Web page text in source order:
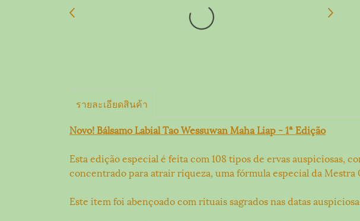
รายละเอียดสินค้า
Novo! Bálsamo Labial Tao Wessuwan Maha Liap - 1ª Edição
Esta edição especial é feita com 108 tipos de ervas
concentrado para atrair riqueza, uma fórmula especial da Mestra
Este item foi abençoado com rituais sagrados nas datas